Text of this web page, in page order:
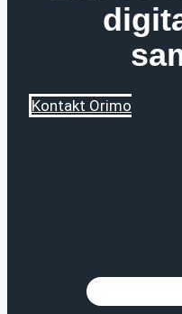
Kontakt Orimo